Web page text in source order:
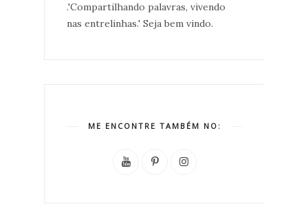
.'Compartilhando palavras, vivendo
nas entrelinhas.' Seja bem vindo.
ME ENCONTRE TAMBÉM NO: